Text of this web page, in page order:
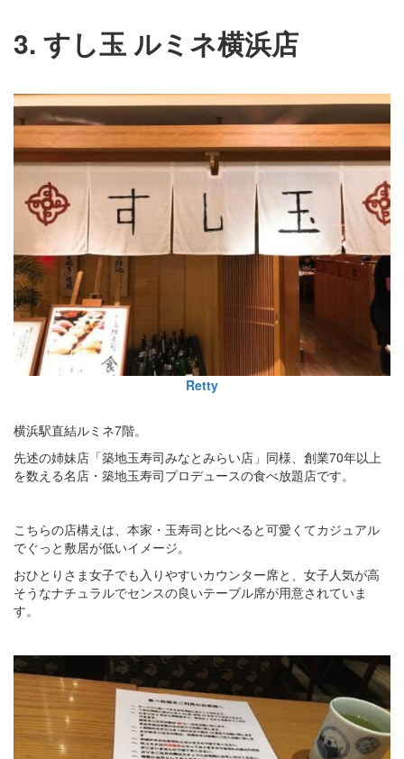
3. すし玉 ルミネ横浜店
Retty
横浜駅直結ルミネ7階。
先述の姉妹店「築地玉寿司みなとみらい店」同様、創業70年以上
を数える名店・築地玉寿司プロデュースの食べ放題店です。
こちらの店構えは、本家・玉寿司と比べると可愛くてカジュアル
でぐっと敷居が低いイメージ。
おひとりさま女子でも入りやすいカウンター席と、女子人気が高
そうなナチュラルでセンスの良いテーブル席が用意されていま
す。